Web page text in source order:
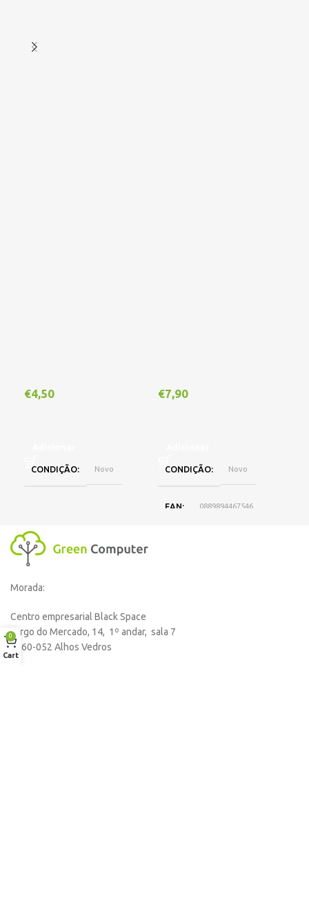
€4,50
CONDIÇÃO Novo
€7,90
CONDIÇÃO Novo
EAN 0889894467546
MARCA
Morada:
Centro empresarial Black Space
Largo do Mercado, 14, 1º andar, sala 7
2860-052 Alhos Vedros
0
Cart